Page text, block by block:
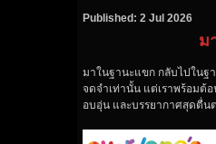
Published: 2 Jul 2026
ม
มาในฐานะแขก กลับไปในฐ
จดจำเท่านั้น แต่เราพร้อมต้
อบอุ่น และบรรยากาศสุดตื่